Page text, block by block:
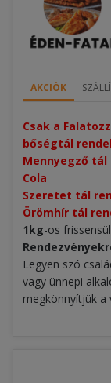
AKCIÓK
Csak a
bőségtál
Mennyegző tál
Cola
Szeretet tál
Örömhír tál
1kg-os
Legyen szó
vagy ünnepi
megkönnyítjük a